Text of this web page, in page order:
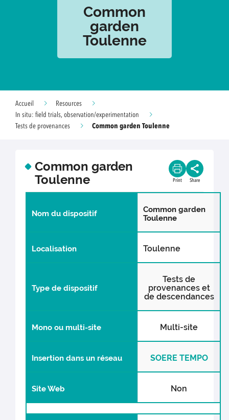
Common
garden
Toulenne
Accueil
Resources
In situ: field trials, observation/experimentation
Tests de provenances
Common garden Toulenne
Common garden
Toulenne
Print Share
Nom du dispositif
Common garden
Toulenne
Localisation Toulenne
Type de dispositif
Tests de
provenances et
de descendances
Mono ou multi-site Multi-site
Insertion dans un réseau SOERE TEMPO
Site Web Non